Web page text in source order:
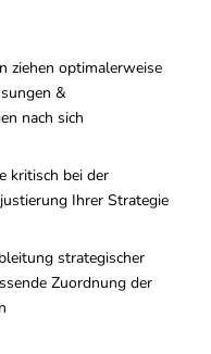
ziehen optimalerweise
&
nach sich
kritisch bei der
Ihrer Strategie
strategischer
Zuordnung der